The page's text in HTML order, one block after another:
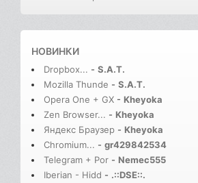
НОВИНКИ
Dropbox... - S.A.T.
Mozilla Thunde - S.A.T.
Opera One + GX - Kheyoka
Zen Browser... - Kheyoka
Яндекс Браузер - Kheyoka
Chromium... - gr429842534
Telegram + Por - Nemec555
Iberian - Hidd - .::DSE::.